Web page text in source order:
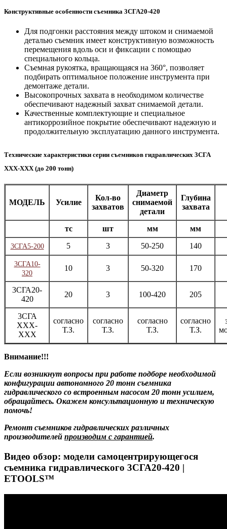
Конструктивные особенности съемника 3СГА20-420
Для подгонки расстояния между штоком и снимаемой
деталью съемник имеет конструктивную возможность
перемещения вдоль оси и фиксации с помощью
специального кольца.
Съемная рукоятка, вращающаяся на 360°, позволяет
подбирать оптимальное положение инструмента при
демонтаже детали.
Высокопрочных захвата в необходимом количестве
обеспечивают надежный захват снимаемой детали.
Качественные комплектующие и специальное
антикоррозийное покрытие обеспечивают надежную и
продолжительную эксплуатацию данного инструмента.
Технические характеристики серии съемников гидравлических 3СГА
ХХХ-ХХХ (до 200 тонн)
МОДЕЛЬ Усилие
Кол-во
захватов
Диаметр
снимаемой
детали
Глубина
захвата
тс шт мм мм
3СГА5-200 5 3 50-250 140
3СГА10-
320
10 3 50-320 170
3СГА20-
420
20 3 100-420 205
3СГА
ХХХ-
ХХХ
согласно
Т.З.
согласно
Т.З.
согласно
Т.З.
согласно
Т.З.
Внимание!!!
Если возникнут вопросы при работе подборе необходимой
конфигурации автономного 20 тонн съемника
гидравлического со встроенным насосом 20 тонн усилием,
обращайтесь. Окажем консультационную и техническую
помочь!
Ремонт съемников гидравлических различных
производителей производим с гарантией.
Видео обзор: модели самоцентрирующегося
съемника гидравлического 3СГА20-420 |
ETOOLS™